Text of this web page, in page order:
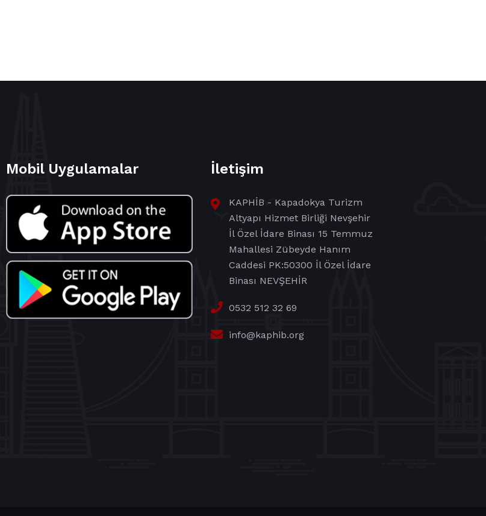
Mobil Uygulamalar İletişim
KAPHİB - Kapadokya Turizm
Altyapı Hizmet Birliği Nevşehir
İl Özel İdare Binası 15 Temmuz
Mahallesi Zübeyde Hanım
Caddesi PK:50300 İl Özel İdare
Binası NEVŞEHİR
0532 512 32 69
info@kaphib.org